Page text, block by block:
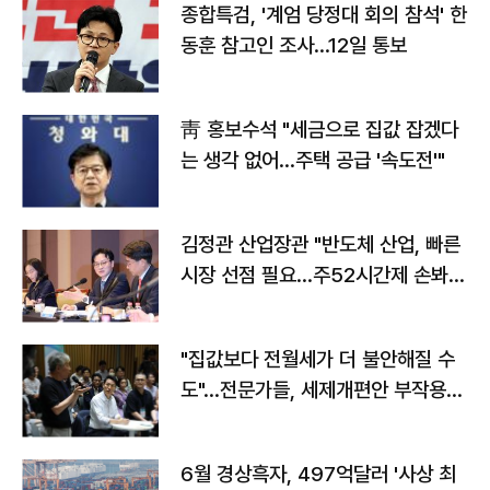
종합특검, '계엄 당정대 회의 참석' 한
동훈 참고인 조사...12일 통보
靑 홍보수석 "세금으로 집값 잡겠다
는 생각 없어…주택 공급 '속도전'"
김정관 산업장관 "반도체 산업, 빠른
시장 선점 필요…주52시간제 손봐
"집값보다 전월세가 더 불안해질 수
도"…전문가들, 세제개편안 부작용
6월 경상흑자, 497억달러 '사상 최